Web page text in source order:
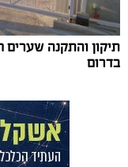
תיקון והתקנה שערים
בדרום